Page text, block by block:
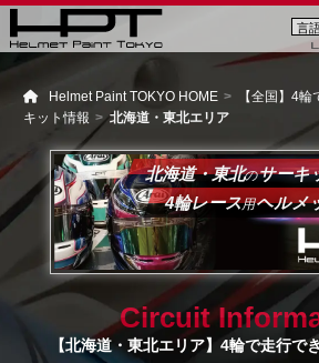
Helmet Paint TOKYO HOME
【全国】4
キット情報
北海道・東北エリア
北海道・東北のサーキ
4輪レース用ヘルメ
Circuit
【北海道・東北エリア】4輪で走行で